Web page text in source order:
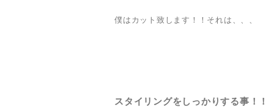
僕はカット致します！！それは、、、
スタイリングをしっかりする事！！